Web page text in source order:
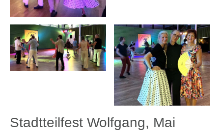
Stadtteilfest Wolfgang, Mai